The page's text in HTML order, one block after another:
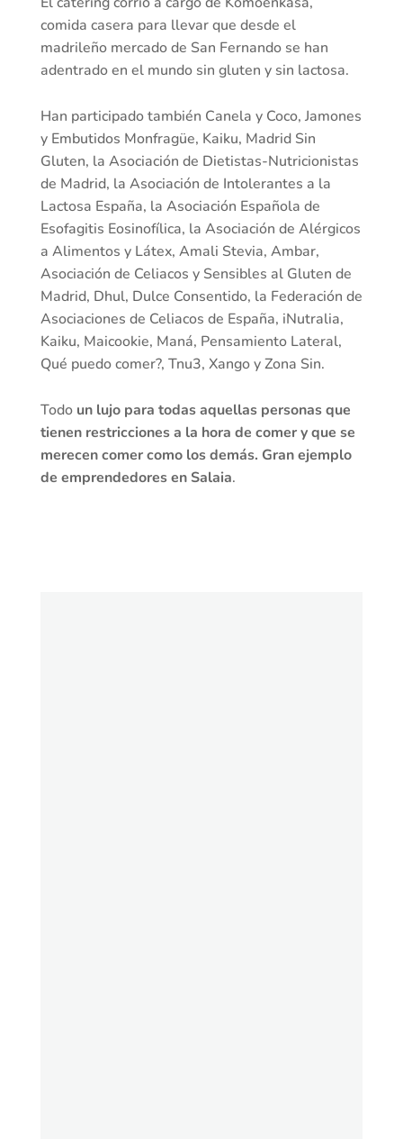
comida casera para llevar que desde el
madrileño mercado de San Fernando se han
adentrado en el mundo sin gluten y sin lactosa.
Han participado también Canela y Coco, Jamones
y Embutidos Monfragüe, Kaiku, Madrid Sin
Gluten, la Asociación de Dietistas-Nutricionistas
de Madrid, la Asociación de Intolerantes a la
Lactosa España, la Asociación Española de
Esofagitis Eosinofílica, la Asociación de Alérgicos
a Alimentos y Látex, Amali Stevia, Ambar,
Asociación de Celiacos y Sensibles al Gluten de
Madrid, Dhul, Dulce Consentido, la Federación de
Asociaciones de Celiacos de España, iNutralia,
Kaiku, Maicookie, Maná, Pensamiento Lateral,
Qué puedo comer?, Tnu3, Xango y Zona Sin.
Todo un lujo para todas aquellas personas que
tienen restricciones a la hora de comer y que se
merecen comer como los demás. Gran ejemplo
de emprendedores en Salaia.